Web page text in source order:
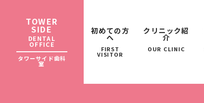
TOWER
SIDE
DENTAL
OFFICE
タワーサイド歯科
室
初めての方
へ
FIRST
VISITOR
クリニック紹
介
OUR CLINIC